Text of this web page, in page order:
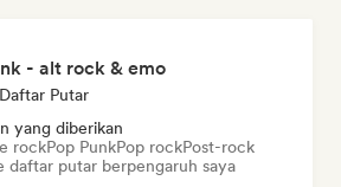
- alt rock & emo
Putar
yang diberikan
rockPop PunkPop rockPost-rock
daftar putar berpengaruh saya